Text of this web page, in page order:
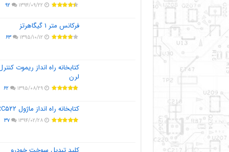
۱۳۹۴/۰۹/۲۲ ۹۲
فرکانس متر ۱ گیگاهرتز
۱۳۹۵/۱۰/۱۲ ۶۳
کتابخانه راه انداز ریموت
لرن
۱۳۹۵/۰۸/۲۹ ۶۲
کتابخانه راه انداز ماژول MFRC۵۲۲
۱۳۹۴/۰۲/۲۸ ۳۷